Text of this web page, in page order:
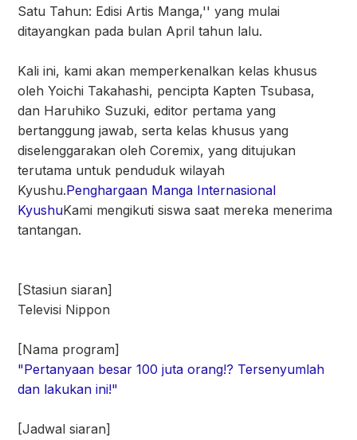
Satu Tahun: Edisi Artis Manga,'' yang mulai
ditayangkan pada bulan April tahun lalu.
Kali ini, kami akan memperkenalkan kelas khusus
oleh Yoichi Takahashi, pencipta Kapten Tsubasa,
dan Haruhiko Suzuki, editor pertama yang
bertanggung jawab, serta kelas khusus yang
diselenggarakan oleh Coremix, yang ditujukan
terutama untuk penduduk wilayah
Kyushu.Penghargaan Manga Internasional
KyushuKami mengikuti siswa saat mereka menerima
tantangan.
[Stasiun siaran]
Televisi Nippon
[Nama program]
"Pertanyaan besar 100 juta orang!? Tersenyumlah
dan lakukan ini!"
[Jadwal siaran]